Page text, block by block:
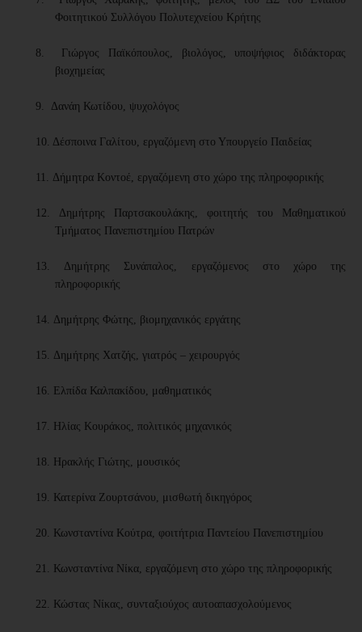
Φοιτητικού Συλλόγου Πολυτεχνείου Κρήτης
8.
Γιώργος Παϊκόπουλος, βιολόγος, υποψήφιος διδάκτορας
βιοχημείας
9. Δανάη Κωτίδου, ψυχολόγος
10. Δέσποινα Γαλίτου, εργαζόμενη στο Υπουργείο Παιδείας
11. Δήμητρα Κοντοέ, εργαζόμενη στο χώρο της πληροφορικής
12.
Δημήτρης Παρτσακουλάκης, φοιτητής του Μαθηματικού
Τμήματος Πανεπιστημίου Πατρών
13.
Δημήτρης Συνάπαλος, εργαζόμενος στο χώρο της
πληροφορικής
14. Δημήτρης Φώτης, βιομηχανικός εργάτης
15. Δημήτρης Χατζής, γιατρός – χειρουργός
16. Ελπίδα Καλπακίδου, μαθηματικός
17. Ηλίας Κουράκος, πολιτικός μηχανικός
18. Ηρακλής Γιώτης, μουσικός
19. Κατερίνα Ζουρτσάνου, μισθωτή δικηγόρος
20. Κωνσταντίνα Κούτρα, φοιτήτρια Παντείου Πανεπιστημίου
21. Κωνσταντίνα Νίκα, εργαζόμενη στο χώρο της πληροφορικής
22. Κώστας Νίκας, συνταξιούχος αυτοαπασχολούμενος